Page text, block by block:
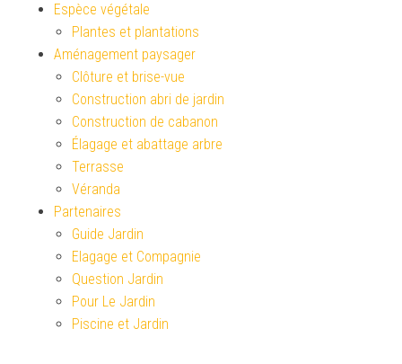
Espèce végétale
Plantes et plantations
Aménagement paysager
Clôture et brise-vue
Construction abri de jardin
Construction de cabanon
Élagage et abattage arbre
Terrasse
Véranda
Partenaires
Guide Jardin
Elagage et Compagnie
Question Jardin
Pour Le Jardin
Piscine et Jardin